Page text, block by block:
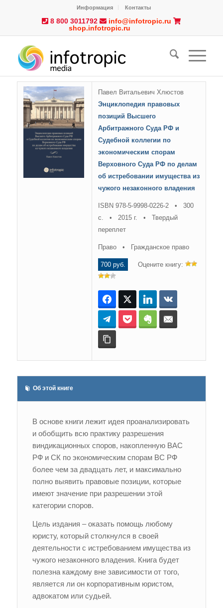
Информация Контакты
8 800 3011792
info@infotropic.ru
shop.infotropic.ru
Павел Витальевич Хлюстов
Энциклопедия правовых
позиций Высшего
Арбитражного Суда РФ и
Судебной коллегии по
экономическим спорам
Верховного Суда РФ по делам
об истребовании имущества из
чужого незаконного владения
ISBN 978-5-9998-0226-2 • 300
с. • 2015 г. • Твердый
переплет
Право • Гражданское право
700 руб. Оцените книгу:
FacebookTwitter LinkedIn
TelegramPocket Evernote
Об этой книге
В основе книги лежит идея проанализировать
и обобщить всю практику разрешения
виндикационных споров, накопленную ВАС
РФ и СК по экономическим спорам ВС РФ
более чем за двадцать лет, и максимально
полно выявить правовые позиции, которые
имеют значение при разрешении этой
категории споров.
Цель издания – оказать помощь любому
юристу, который столкнулся в своей
деятельности с истребованием имущества из
чужого незаконного владения. Книга будет
полезна каждому вне зависимости от того,
является ли он корпоративным юристом,
адвокатом или судьей.